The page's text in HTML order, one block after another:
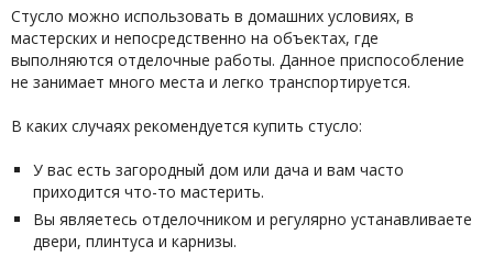
Стусло можно использовать в домашних условиях, в
мастерских и непосредственно на объектах, где
выполняются отделочные работы. Данное приспособление
не занимает много места и легко транспортируется.
В каких случаях рекомендуется купить стусло:
У вас есть загородный дом или дача и вам часто
приходится что-то мастерить.
Вы являетесь отделочником и регулярно устанавливаете
двери, плинтуса и карнизы.